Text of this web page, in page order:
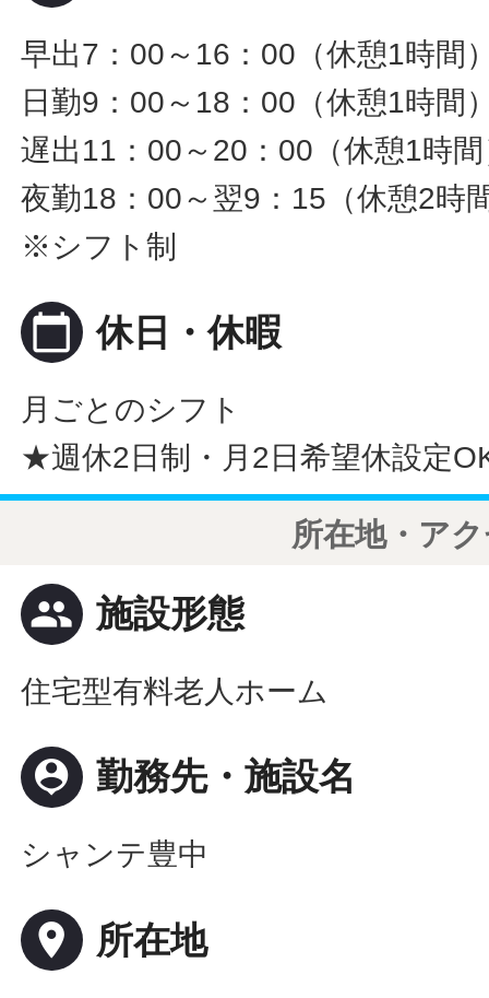
早出7：00～16：00（休憩1時間
日勤9：00～18：00（休憩1時間
遅出11：00～20：00（休憩1時
夜勤18：00～翌9：15（休憩2時
※シフト制
calendar_today 休日・休暇
月ごとのシフト
★週休2日制・月2日希望休設定
所在地・ア
people 施設形態
住宅型有料老人ホーム
person_pin 勤務先・施設名
シャンテ豊中
place 所在地